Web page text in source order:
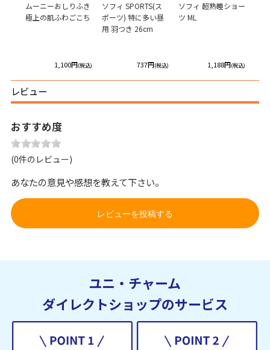
ムーニーおしりふき
極上の肌ふわごこち
1,100円(税込)
ソフィ SPORTS(ス
ポーツ) 特に多い昼
用 羽つき 26cm
737円(税込)
ソフィ 超熟睡ショー
ツ ML
1,188円(税込)
レビュー
おすすめ度
(0件のレビュー)
あなたの意見や感想を教えて下さい。
レビューを投稿する
ユニ・チャーム
ダイレクトショップのサービス